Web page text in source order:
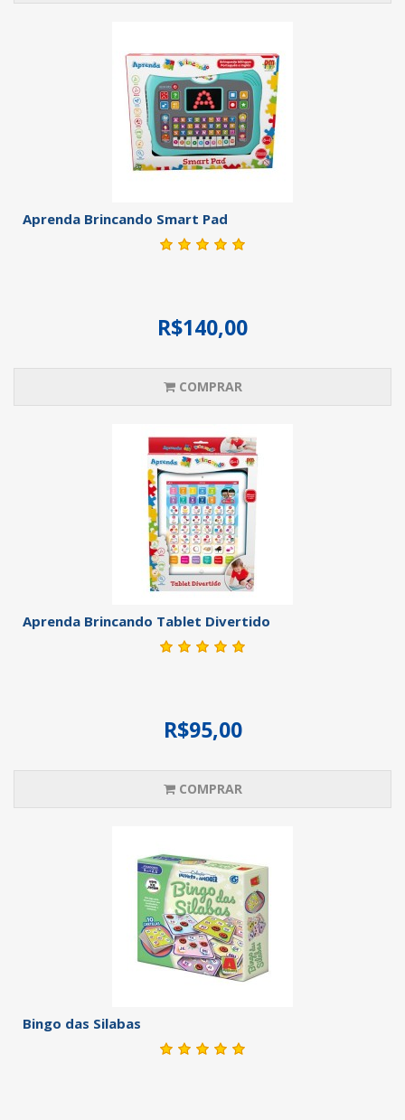
Aprenda Brincando Smart Pad
R$140,00
COMPRAR
Aprenda Brincando Tablet Divertido
R$95,00
COMPRAR
Bingo das Silabas